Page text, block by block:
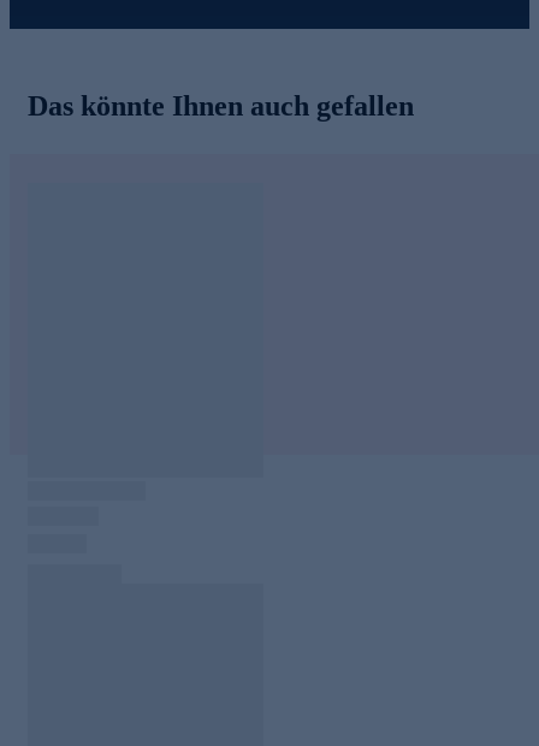
Das könnte Ihnen auch gefallen